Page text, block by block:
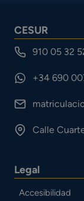
CESUR
910 05 32
+34 690
Calle
Legal
Accesibilidad